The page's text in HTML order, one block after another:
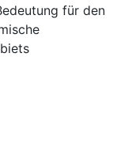
für den